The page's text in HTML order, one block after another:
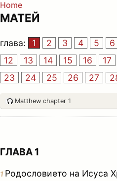
Home
МАТЕЙ
глава: 1 2 3 4 5 6
12
13 14 15 16 17
23
24 25 26 27
Matthew chapter 1
ГЛАВА 1
1 Родословието на Исуса